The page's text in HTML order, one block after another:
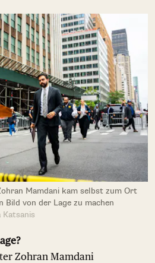
Mamdani kam selbst zum Ort
Bild von der Lage zu machen
Katsanis
Zohran Mamdani